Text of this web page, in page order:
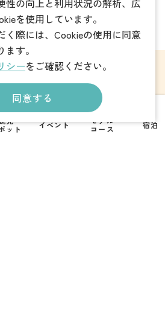
光
ット
イベント
モデル
コース
宿泊
性の向上と利用状況の解析、広
を使用しています。
く際には、Cookieの使用に同意
す。
シーをご確認ください。
同意する